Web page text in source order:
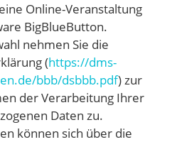
Online-Veranstaltung
BigBlueButton.
nehmen Sie die
(https://dms-
bbb/dsbbb.pdf) zur
der Verarbeitung Ihrer
Daten zu.
können sich über die